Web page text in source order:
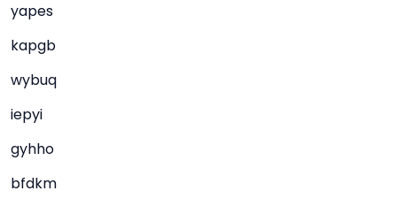
yapes
kapgb
wybuq
iepyi
gyhho
bfdkm